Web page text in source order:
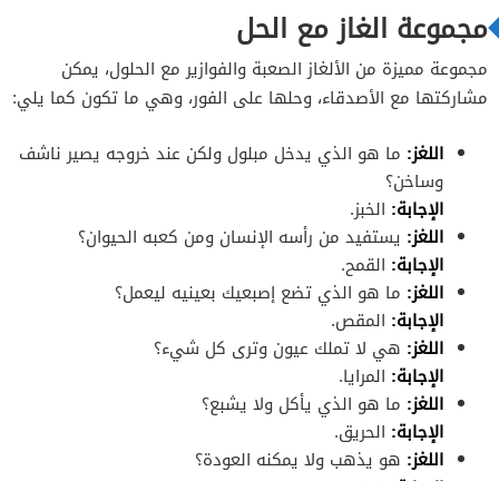
مجموعة الغاز مع الحل
مجموعة مميزة من الألغاز الصعبة والفوازير مع الحلول، يمكن
مشاركتها مع الأصدقاء، وحلها على الفور، وهي ما تكون كما يلي:
اللغز: ما هو الذي يدخل مبلول ولكن عند خروجه يصير ناشف
وساخن؟
الإجابة: الخبز.
اللغز: يستفيد من رأسه الإنسان ومن كعبه الحيوان؟
الإجابة: القمح.
اللغز: ما هو الذي تضع إصبعيك بعينيه ليعمل؟
الإجابة: المقص.
اللغز: هي لا تملك عيون وترى كل شيء؟
الإجابة: المرايا.
اللغز: ما هو الذي يأكل ولا يشبع؟
الإجابة: الحريق.
اللغز: هو يذهب ولا يمكنه العودة؟